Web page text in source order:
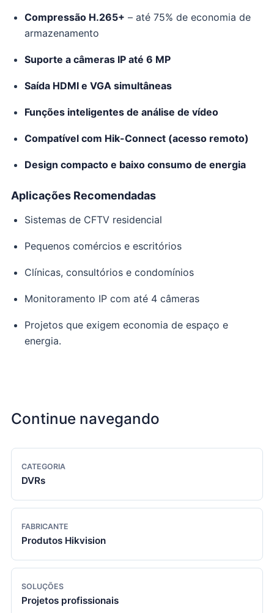
Compressão H.265+ – até 75% de economia de
armazenamento
Suporte a câmeras IP até 6 MP
Saída HDMI e VGA simultâneas
Funções inteligentes de análise de vídeo
Compatível com Hik-Connect (acesso remoto)
Design compacto e baixo consumo de energia
Aplicações Recomendadas
Sistemas de CFTV residencial
Pequenos comércios e escritórios
Clínicas, consultórios e condomínios
Monitoramento IP com até 4 câmeras
Projetos que exigem economia de espaço e
energia.
Continue navegando
CATEGORIA
DVRs
FABRICANTE
Produtos Hikvision
SOLUÇÕES
Projetos profissionais